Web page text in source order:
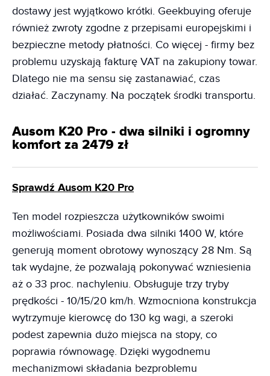
dostawy jest wyjątkowo krótki. Geekbuying oferuje
również zwroty zgodne z przepisami europejskimi i
bezpieczne metody płatności. Co więcej - firmy bez
problemu uzyskają fakturę VAT na zakupiony towar.
Dlatego nie ma sensu się zastanawiać, czas
działać. Zaczynamy. Na początek środki transportu.
Ausom K20 Pro - dwa silniki i ogromny
komfort za 2479 zł
Sprawdź Ausom K20 Pro
Ten model rozpieszcza użytkowników swoimi
możliwościami. Posiada dwa silniki 1400 W, które
generują moment obrotowy wynoszący 28 Nm. Są
tak wydajne, że pozwalają pokonywać wzniesienia
aż o 33 proc. nachyleniu. Obsługuje trzy tryby
prędkości - 10/15/20 km/h. Wzmocniona konstrukcja
wytrzymuje kierowcę do 130 kg wagi, a szeroki
podest zapewnia dużo miejsca na stopy, co
poprawia równowagę. Dzięki wygodnemu
mechanizmowi składania bezproblemu